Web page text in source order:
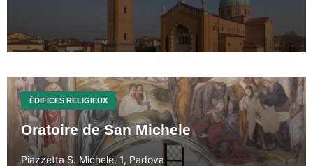
ÉDIFICES RELIGIEUX
Oratoire de San Michele
Piazzetta S. Michele, 1, Padova